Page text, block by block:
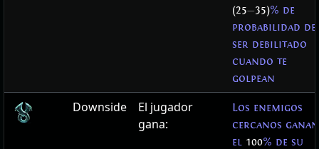
(25—35)% de
probabilidad de
ser debilitado
cuando te
golpean
Downside
El jugador
gana:
Los enemigos
cercanos ganan
el 100% de su